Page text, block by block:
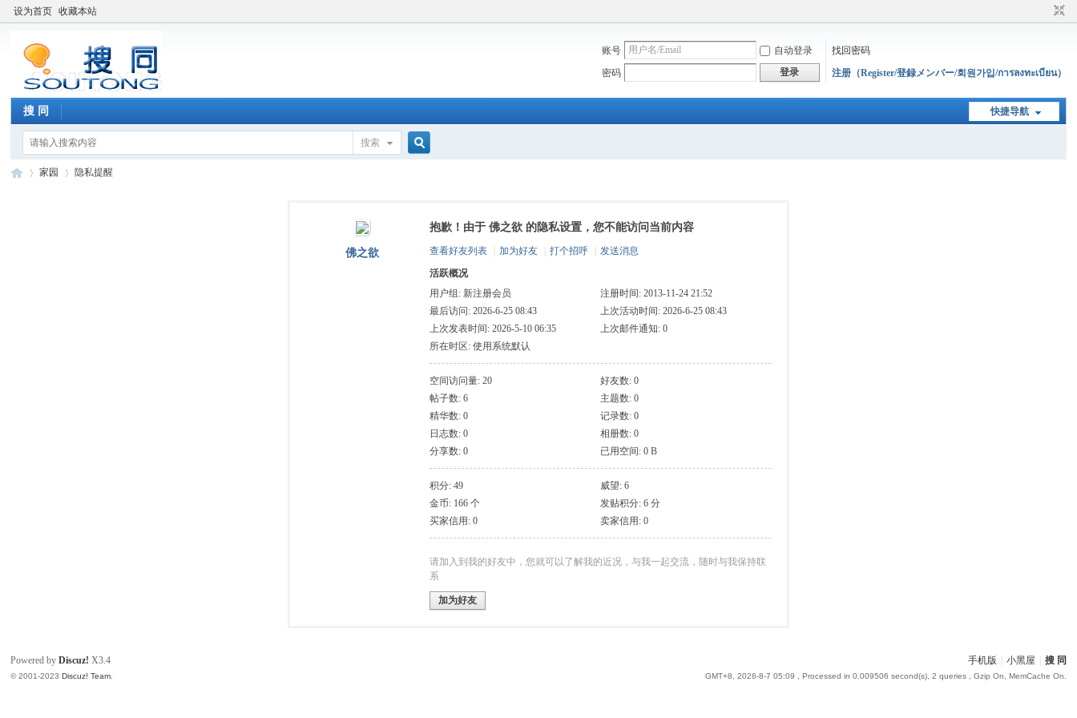
设为首页 收藏本站
账号 自动登录
找回密码
密码
登录 注册（Register/登録メンバー/회원가입/การลงทะเบียน）
快捷导航
搜 同
搜索
家园 隐私提醒
佛之欲
抱歉！由于 佛之欲 的隐私设置，您不能访问当前内容
查看好友列表 加为好友 打个招呼
发送消息
活跃概况
用户组: 新注册会员
注册时间: 2013-11-24 21:52
最后访问: 2026-6-25 08:43
上次活动时间: 2026-6-25 08:43
上次发表时间: 2026-5-10 06:35
上次邮件通知: 0
所在时区: 使用系统默认
空间访问量: 20
好友数: 0
帖子数: 6
主题数: 0
精华数: 0
记录数: 0
日志数: 0
相册数: 0
分享数: 0
已用空间: 0 B
积分: 49
威望: 6
金币: 166 个
发贴积分: 6 分
买家信用: 0
卖家信用: 0
请加入到我的好友中，您就可以了解我的近况，与我一起交流，随时与我保持联
系
加为好友
手机版 小黑屋 搜 同
GMT+8, 2026-8-7 05:09 , Processed in 0.009506 second(s), 2 queries , Gzip On, MemCache On.
Powered byDiscuz! X3.4
© 2001-2023Discuz! Team